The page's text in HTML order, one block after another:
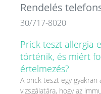
Rendelés
30/717-8020
Prick teszt allergia
történik, és miért
értelmezés?
A prick teszt egy
vizsgálatára, hogy az